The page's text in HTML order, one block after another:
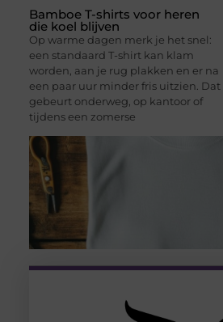
Bamboe T-shirts voor heren
die koel blijven
Op warme dagen merk je het snel:
een standaard T-shirt kan klam
worden, aan je rug plakken en er na
een paar uur minder fris uitzien. Dat
gebeurt onderweg, op kantoor of
tijdens een zomerse